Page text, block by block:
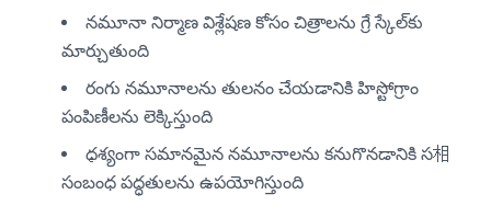
నమూనా నిర్మాణ విశ్లేషణ కోసం చిత్రాలను గ్రే స్కేల్‌కు
మార్చుతుంది
రంగు నమూనాలను తులనం చేయడానికి హిస్టోగ్రాం
పంపిణీలను లెక్కిస్తుంది
దृశ్యంగా సమానమైన నమూనాలను కనుగొనడానికి స相
సంబంధ పద్ధతులను ఉపయోగిస్తుంది